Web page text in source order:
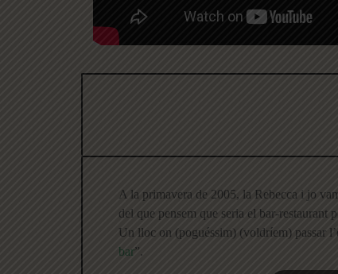
A la primavera de 2005, la Rebecca i jo
del que pensem que seria el bar-restaurant
Un lloc on (poguéssim) (voldríem) passar
bar”.